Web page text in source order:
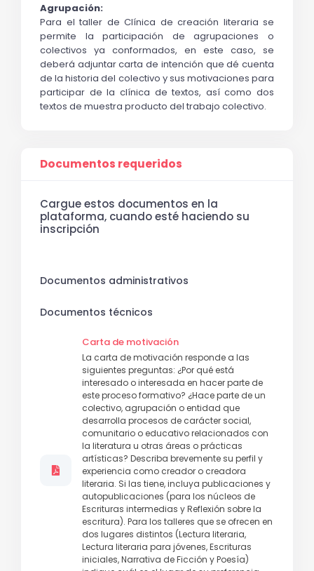
Agrupación:
Para el taller de Clínica de creación literaria se
permite la participación de agrupaciones o
colectivos ya conformados, en este caso, se
deberá adjuntar carta de intención que dé cuenta
de la historia del colectivo y sus motivaciones para
participar de la clínica de textos, así como dos
textos de muestra producto del trabajo colectivo.
Documentos requeridos
Cargue estos documentos en la
plataforma, cuando esté haciendo su
inscripción
Documentos administrativos
Documentos técnicos
Carta de motivación
La carta de motivación responde a las
siguientes preguntas: ¿Por qué está
interesado o interesada en hacer parte de
este proceso formativo? ¿Hace parte de un
colectivo, agrupación o entidad que
desarrolla procesos de carácter social,
comunitario o educativo relacionados con
la literatura u otras áreas o prácticas
artísticas? Describa brevemente su perfil y
experiencia como creador o creadora
literaria. Si las tiene, incluya publicaciones y
autopublicaciones (para los núcleos de
Escrituras intermedias y Reflexión sobre la
escritura). Para los talleres que se ofrecen en
dos lugares distintos (Lectura literaria,
Lectura literaria para jóvenes, Escrituras
iniciales, Narrativa de Ficción y Poesía)